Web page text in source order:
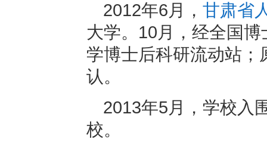
2012年6月， 甘肃省
大学。10月，经全国
学博士后科研流动站
认。
2013年5月，学校入
校。